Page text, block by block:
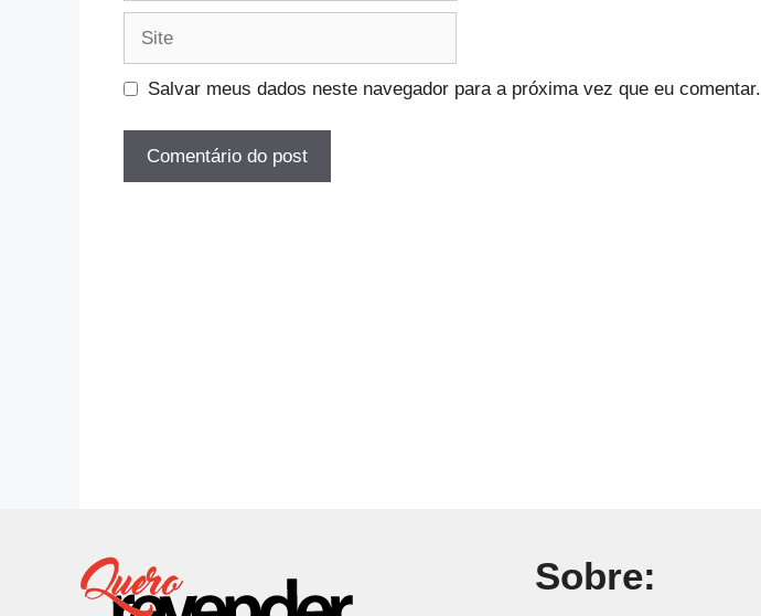
Salvar meus dados neste navegador para a próxima vez que eu comentar.
Sobre: